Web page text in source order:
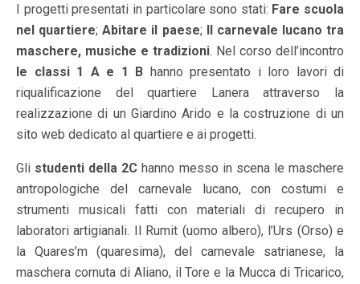
I progetti presentati in particolare sono stati: Fare scuola
nel quartiere;Abitare il paese; Il carnevale lucano tra
maschere, musiche e tradizioni. Nel corso dell’incontro
le classi 1 A e 1 B hanno presentato i loro lavori di
riqualificazione del quartiere Lanera attraverso la
realizzazione di un Giardino Arido e la costruzione di un
sito web dedicato al quartiere e ai progetti.
Gli studenti della 2C hanno messo in scena le maschere
antropologiche del carnevale lucano, con costumi e
strumenti musicali fatti con materiali di recupero in
laboratori artigianali. Il Rumit (uomo albero), l’Urs (Orso) e
la Quares’m (quaresima), del carnevale satrianese, la
maschera cornuta di Aliano, il Tore e la Mucca di Tricarico,